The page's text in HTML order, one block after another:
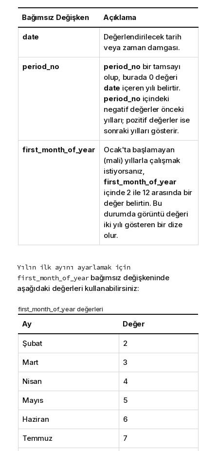
Bağımsız Değişken Açıklama
date
Değerlendirilecek tarih
veya zaman damgası.
period_no period_no bir tamsayı
olup, burada 0 değeri
date içeren yılı belirtir.
period_no içindeki
negatif değerler önceki
yılları; pozitif değerler ise
sonraki yılları gösterir.
first_month_of_year
Ocak'ta başlamayan
(mali) yıllarla çalışmak
istiyorsanız,
first_month_of_year
içinde 2 ile 12 arasında bir
değer belirtin. Bu
durumda görüntü değeri
iki yılı gösteren bir dize
olur.
Yılın ilk ayını ayarlamak için
first_month_of_yearbağımsız değişkeninde
aşağıdaki değerleri kullanabilirsiniz:
first_month_of_year değerleri
Ay Değer
Şubat 2
Mart 3
Nisan 4
Mayıs 5
Haziran 6
Temmuz 7